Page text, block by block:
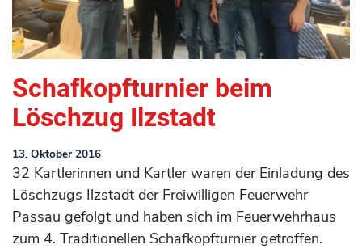
Schafkopfturnier beim
Löschzug Ilzstadt
13. Oktober 2016
32 Kartlerinnen und Kartler waren der Einladung des
Löschzugs Ilzstadt der Freiwilligen Feuerwehr
Passau gefolgt und haben sich im Feuerwehrhaus
zum 4. Traditionellen Schafkopfturnier getroffen.